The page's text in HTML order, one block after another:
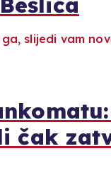
čak